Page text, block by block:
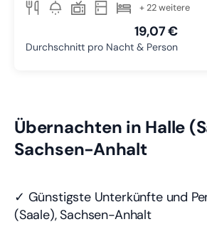
+ 22 weitere
19,07 €
Durchschnitt pro Nacht & Person
Übernachten in Halle
Sachsen-Anhalt
✓ Günstigste Unterkünfte und
(Saale), Sachsen-Anhalt